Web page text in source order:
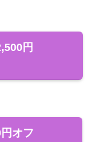
円
オフ